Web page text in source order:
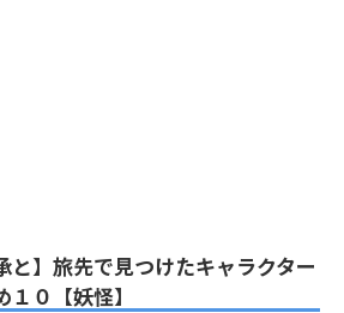
と】旅先で見つけたキャラクター
１０【妖怪】